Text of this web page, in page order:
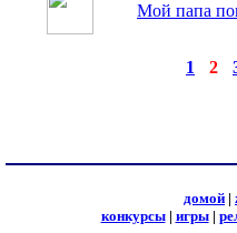
Мой папа
1 2
домой |
конкурсы| игры|